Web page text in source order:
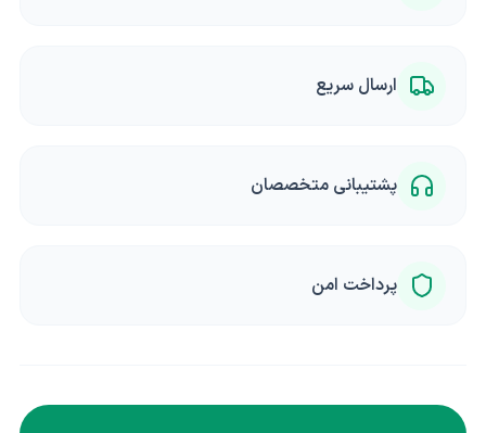
ارسال سریع
پشتیبانی متخصصان
پرداخت امن